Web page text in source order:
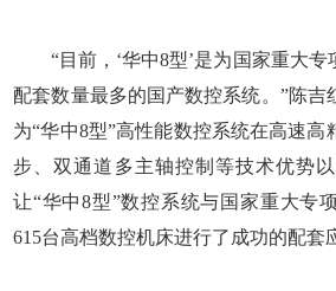
“目前，‘华中8型’是为国家重大专
配套数量最多的国产数控系统。”陈吉
为“华中8型”高性能数控系统在高速高
步、双通道多主轴控制等技术优势
让“华中8型”数控系统与国家重大专
615台高档数控机床进行了成功的配套